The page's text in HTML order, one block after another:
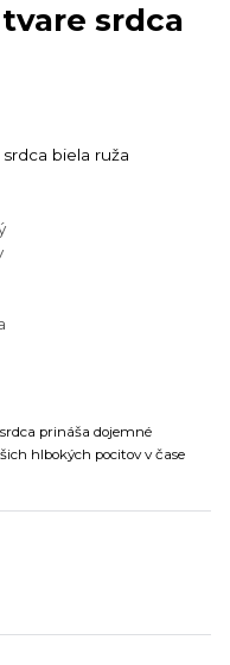
srdca
prináša dojemné
hlbokých pocitov v čase